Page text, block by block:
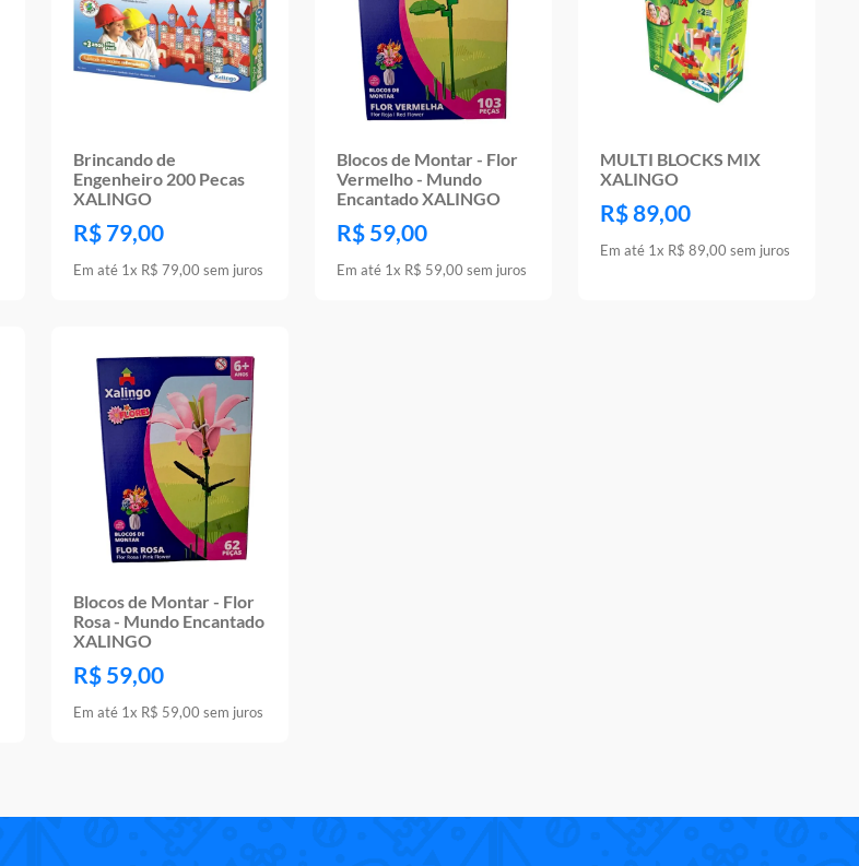
Brincando de
Engenheiro 200 Pecas
XALINGO
R$ 79,00
Em até 1x R$ 79,00 sem juros
Blocos de Montar - Flor
Vermelho - Mundo
Encantado XALINGO
R$ 59,00
Em até 1x R$ 59,00 sem juros
MULTI BLOCKS MIX
XALINGO
R$89,00
Em até 1x R$ 89,00 sem juros
Blocos de Montar - Flor
Rosa - Mundo Encantado
XALINGO
R$ 59,00
Em até 1x R$ 59,00 sem juros